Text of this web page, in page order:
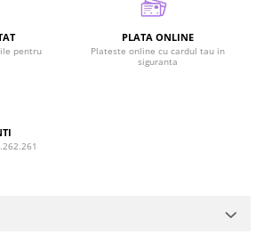
pentru
PLATA ONLINE
Plateste online cu cardul tau in
siguranta